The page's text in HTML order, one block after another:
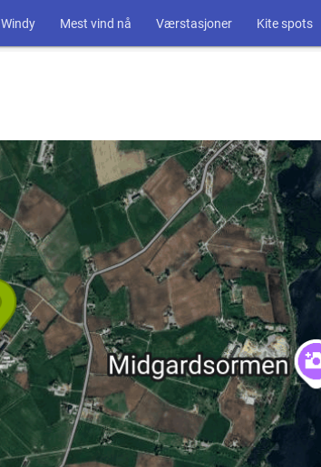
Windy Mest vind nå Værstasjoner Kite spots